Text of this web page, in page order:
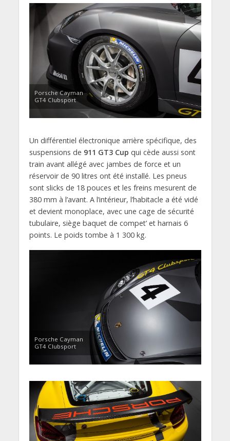
Porsche Cayman
GT4 Clubsport
Un différentiel électronique arrière spécifique, des
suspensions de 911 GT3 Cup qui cède aussi sont
train avant allégé avec jambes de force et un
réservoir de 90 litres ont été installé. Les pneus
sont slicks de 18 pouces et les freins mesurent de
380 mm à l’avant. A l’intérieur, l’habitacle a été vidé
et devient monoplace, avec une cage de sécurité
tubulaire, siège baquet de compet’ et harnais 6
points. Le poids tombe à 1 300 kg.
Porsche Cayman
GT4 Clubsport